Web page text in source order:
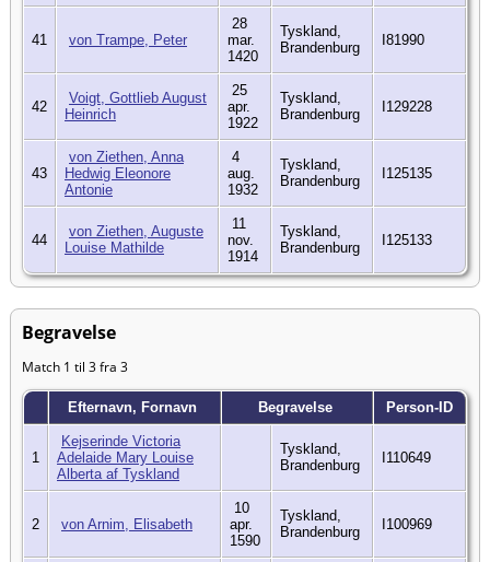
41 von Trampe, Peter
28
mar.
1420
Tyskland,
Brandenburg
I81990
42
Voigt, Gottlieb August
Heinrich
25
apr.
1922
Tyskland,
Brandenburg
I129228
43
von Ziethen, Anna
Hedwig Eleonore
Antonie
4
aug.
1932
Tyskland,
Brandenburg
I125135
44
von Ziethen, Auguste
Louise Mathilde
11
nov.
1914
Tyskland,
Brandenburg
I125133
Begravelse
Match 1 til 3 fra 3
Efternavn, Fornavn Begravelse Person-ID
1
Kejserinde Victoria
Adelaide Mary Louise
Alberta af Tyskland
Tyskland,
Brandenburg
I110649
2 von Arnim, Elisabeth
10
apr.
1590
Tyskland,
Brandenburg
I100969